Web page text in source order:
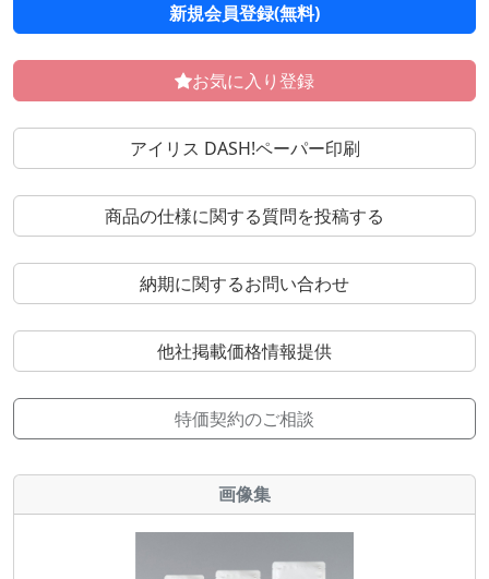
新規会員登録(無料)
お気に入り登録
アイリス DASH!ペーパー印刷
商品の仕様に関する質問を投稿する
納期に関するお問い合わせ
他社掲載価格情報提供
特価契約のご相談
画像集